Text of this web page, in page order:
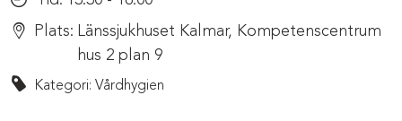
Plats: Länssjukhuset Kalmar, Kompetenscentrum
hus 2 plan 9
Kategori: Vårdhygien